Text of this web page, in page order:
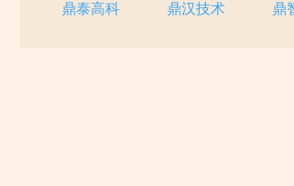
鼎泰高科 鼎汉技术 鼎